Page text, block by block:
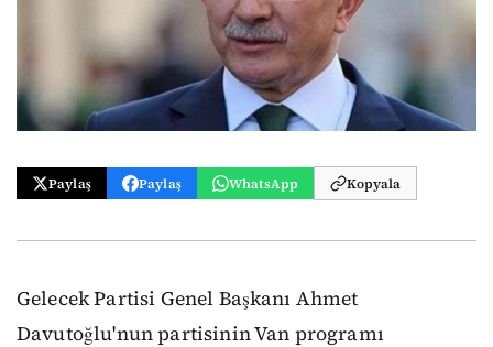
Paylaş Paylaş WhatsApp Kopyala
Gelecek Partisi Genel Başkanı Ahmet
Davutoğlu'nun partisinin Van programı